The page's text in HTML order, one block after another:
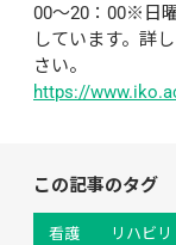
00〜20：00※日
しています。詳
さい。
https://
この記事のタグ
看護 リハビリ